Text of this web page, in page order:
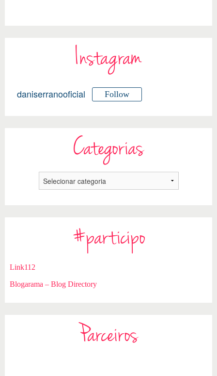
Instagram
daniserranooficial Follow
Categorias
#participo
Link112
Blogarama – Blog Directory
Parceiros